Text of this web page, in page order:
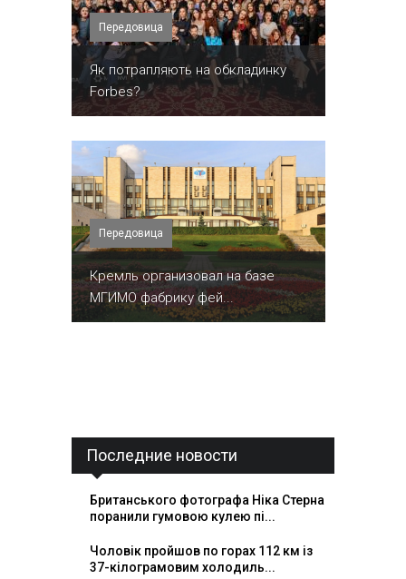
Передовица
​Як потрапляють на обкладинку
Forbes?
Передовица
Кремль организовал на базе
МГИМО фабрику фей...
Последние новости
Британського фотографа Ніка Стерна
поранили гумовою кулею пі...
Чоловік пройшов по горах 112 км із
37-кілограмовим холодиль...